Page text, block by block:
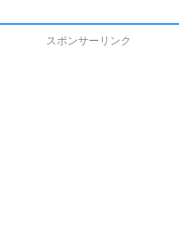
スポンサーリンク